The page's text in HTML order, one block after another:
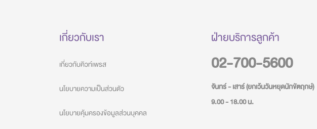
เกี่ยวกับเรา
เกี่ยวกับคิวท์เพรส
นโยบายความเป็นส่วนตัว
นโยบายคุ้มครองข้อมูลส่วนบุคคล
ฝ่ายบริการลูกค้า
02-700-5600
จันทร์ - เสาร์ (ยกเว้นวันหยุดนักขัตฤกษ์)
9.00 - 18.00 น.